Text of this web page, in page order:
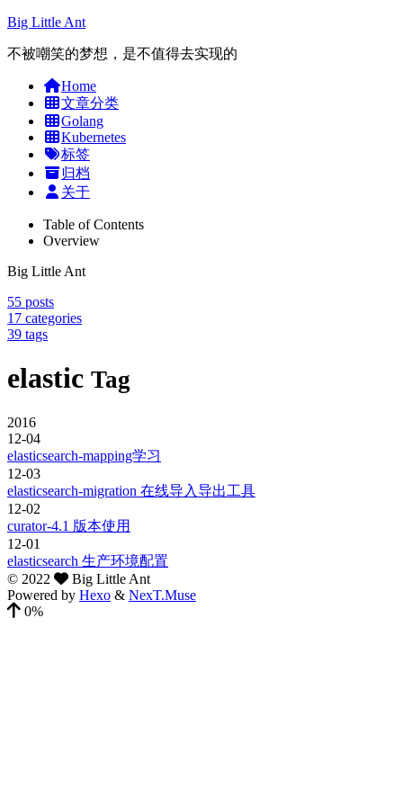
Big Little Ant
不被嘲笑的梦想，是不值得去实现的
Home
文章分类
Golang
Kubernetes
标签
归档
关于
Table of Contents
Overview
Big Little Ant
55 posts
17 categories
39 tags
elastic Tag
2016
12-04
elasticsearch-mapping学习
12-03
elasticsearch-migration 在线导入导出工具
12-02
curator-4.1 版本使用
12-01
elasticsearch 生产环境配置
© 2022
Big Little Ant
Powered by Hexo & NexT.Muse
0%